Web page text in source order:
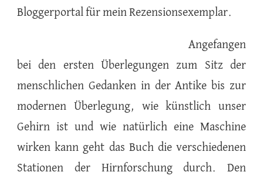
FÜHLEN
MATTHIAS
Bloggerportal für mein Rezensionsexemplar.
Angefangen
bei den ersten Überlegungen zum Sitz der
menschlichen Gedanken in der Antike bis zur
modernen Überlegung, wie künstlich unser
Gehirn ist und wie natürlich eine Maschine
wirken kann geht das Buch die verschiedenen
Stationen der Hirnforschung durch. Den